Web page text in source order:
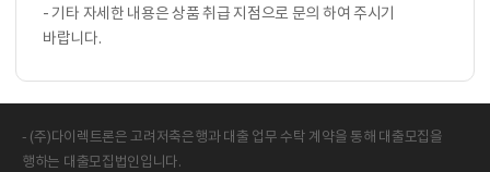
- 기타 자세한 내용은 상품 취급 지점으로 문의 하여 주시기
바랍니다.
- (주)다이렉트론은 고려저축은행과 대출 업무 수탁 계약을 통해 대출모집을
행하는 대출모집법인입니다.